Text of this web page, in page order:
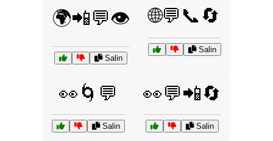
🌍📲💬👁️
Salin
🌐💬📞🔄
Salin
👀🌀💬
Salin
👀💬📲🔄
Salin